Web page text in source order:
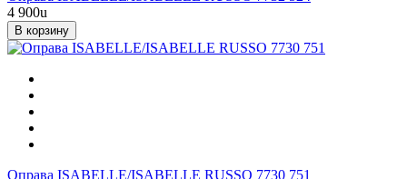
4 900u
В корзину
Оправа ISABELLE/ISABELLE RUSSO 7730 751